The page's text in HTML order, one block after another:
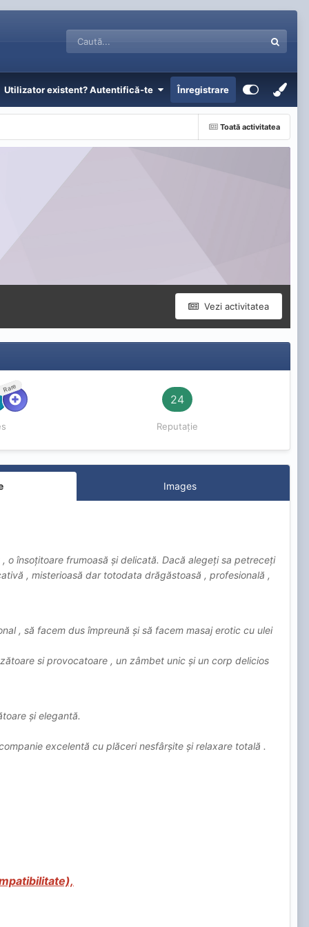
Utilizator existent? Autentifică-te Înregistrare
Toată activitatea
Vezi activitatea
Rare
24
Reputație
Images
o însoțitoare frumoasă și delicată. Dacă alegeți sa petreceți
, misterioasă dar totodata drăgăstoasă , profesională ,
, să facem dus împreună și să facem masaj erotic cu ulei
si provocatoare , un zâmbet unic și un corp delicios
și elegantă.
excelentă cu plăceri nesfârșite și relaxare totală .